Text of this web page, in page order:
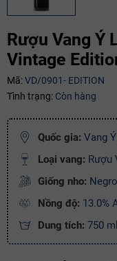
Rượu Vang Ý
Vintage
Mã:VD/0901- EDITION
Tình trạng: Còn hàng
Quốc gia: Vang
Loại vang: Rượu
Giống nho:
Nồng độ: 13.0%
Dung tích: 750 ml
Mã giảm giá:
Ngày hết hạn:
Điều kiện:
Copy mã và nhập mã ở